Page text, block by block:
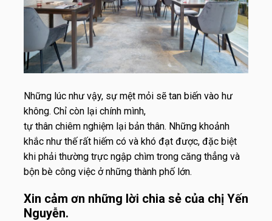
Những lúc như vậy, sự mệt mỏi sẽ tan biến vào hư
không. Chỉ còn lại chính mình,
tự thân chiêm nghiệm lại bản thân. Những khoảnh
khắc như thế rất hiếm có và khó đạt được, đặc biệt
khi phải thường trực ngập chìm trong căng thẳng và
bộn bè công việc ở những thành phố lớn.
Xin cảm ơn những lời chia sẻ của chị Yến
Nguyễn.